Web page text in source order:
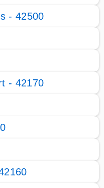
- 42500
- 42170